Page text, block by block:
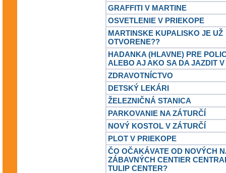
GRAFFITI V MARTINE
OSVETLENIE V PRIEKOPE
MARTINSKE KUPALISKO JE UŽ
OTVORENE??
HADANKA (HLAVNE) PRE
ALEBO AJ AKO SA DA JAZDIT V
ZDRAVOTNÍCTVO
DETSKÝ LEKÁRI
ŽELEZNIČNÁ STANICA
PARKOVANIE NA ZÁTURČÍ
NOVÝ KOSTOL V ZÁTURČÍ
PLOT V PRIEKOPE
ČO OČAKÁVATE OD NOVÝCH
ZÁBAVNÝCH CENTIER
TULIP CENTER?